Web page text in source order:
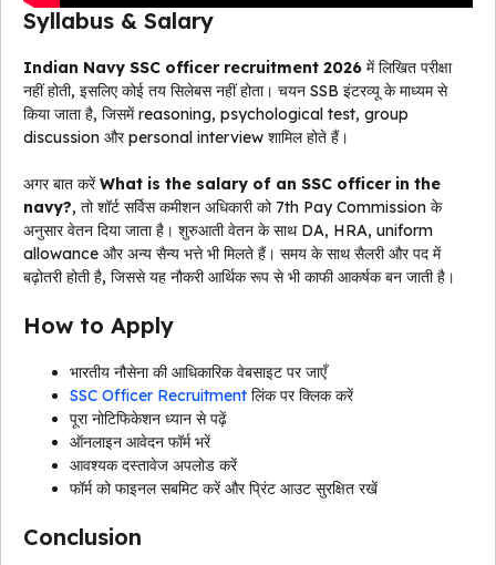
Syllabus & Salary
Indian Navy SSC officer recruitment 2026 में लिखित परीक्षा
नहीं होती, इसलिए कोई तय सिलेबस नहीं होता। चयन SSB इंटरव्यू के माध्यम से
किया जाता है, जिसमें reasoning, psychological test, group
discussion और personal interview शामिल होते हैं।
अगर बात करेंWhat is the salary of an SSC officer in the
navy?, तो शॉर्ट सर्विस कमीशन अधिकारी को 7th Pay Commission के
अनुसार वेतन दिया जाता है। शुरुआती वेतन के साथ DA, HRA, uniform
allowance और अन्य सैन्य भत्ते भी मिलते हैं। समय के साथ सैलरी और पद में
बढ़ोतरी होती है, जिससे यह नौकरी आर्थिक रूप से भी काफी आकर्षक बन जाती है।
How to Apply
भारतीय नौसेना की आधिकारिक वेबसाइट पर जाएँ
SSC Officer Recruitment लिंक पर क्लिक करें
पूरा नोटिफिकेशन ध्यान से पढ़ें
ऑनलाइन आवेदन फॉर्म भरें
आवश्यक दस्तावेज अपलोड करें
फॉर्म को फाइनल सबमिट करें और प्रिंट आउट सुरक्षित रखें
Conclusion